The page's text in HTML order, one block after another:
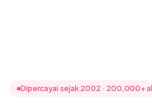
Dipercayai sejak 2002 · 200,000+